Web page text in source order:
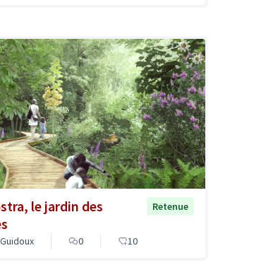
le jardin des
Retenue
0 10